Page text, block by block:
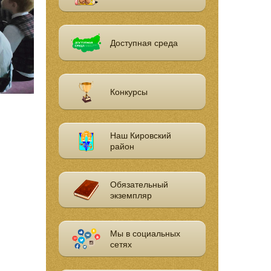
Доступная среда
Конкурсы
Наш Кировский
район
Обязательный
экземпляр
Мы в социальных
сетях